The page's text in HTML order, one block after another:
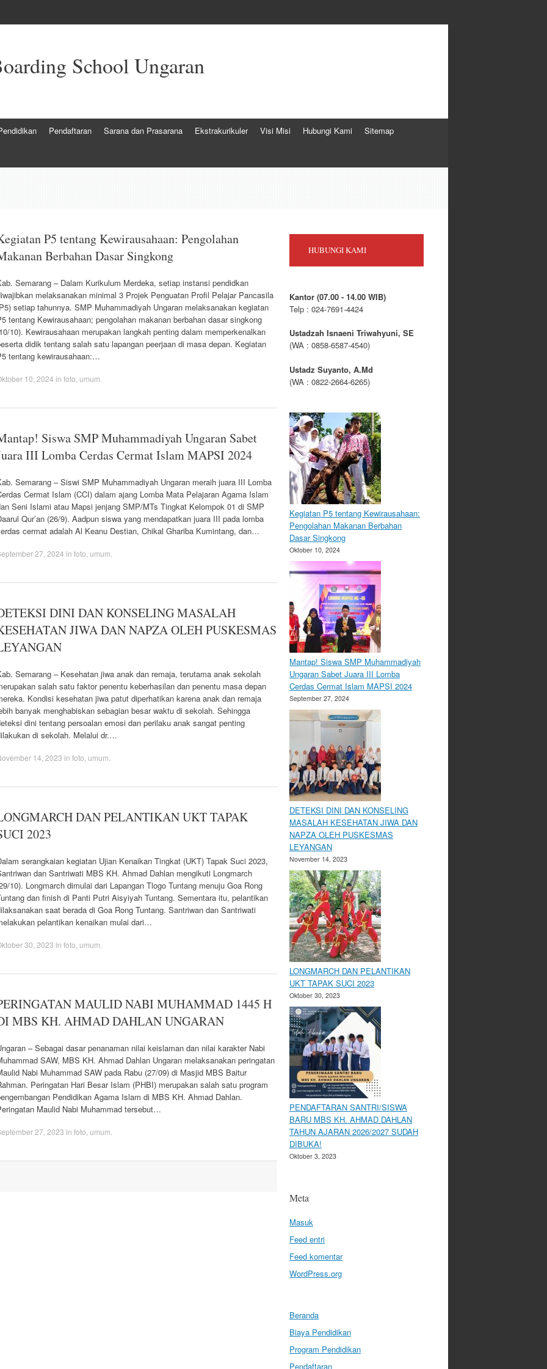
School Ungaran
Pendaftaran Sarana dan Prasarana Ekstrakurikuler Visi Misi Hubungi Kami Sitemap
P5 tentang Kewirausahaan: Pengolahan
Berbahan Dasar Singkong
Semarang – Dalam Kurikulum Merdeka, setiap instansi pendidkan
melaksanakan minimal 3 Projek Penguatan Profil Pelajar Pancasila
setiap tahunnya. SMP Muhammadiyah Ungaran melaksanakan kegiatan
tentang Kewirausahaan; pengolahan makanan berbahan dasar singkong
10). Kewirausahaan merupakan langkah penting dalam memperkenalkan
didik tentang salah satu lapangan peerjaan di masa depan. Kegiatan
tentang kewirausahaan:…
10, 2024 in foto umum
Siswa SMP Muhammadiyah Ungaran Sabet
III Lomba Cerdas Cermat Islam MAPSI 2024
Semarang – Siswi SMP Muhammadiyah Ungaran meraih juara III Lomba
Cermat Islam (CCI) dalam ajang Lomba Mata Pelajaran Agama Islam
Seni Islami atau Mapsi jenjang SMP/MTs Tingkat Kelompok 01 di SMP
Qur’an (26/9). Aadpun siswa yang mendapatkan juara III pada lomba
cermat adalah Al Keanu Destian, Chikal Ghariba Kumintang, dan…
27, 2024 in foto umum
DINI DAN KONSELING MASALAH
JIWA DAN NAPZA OLEH PUSKESMAS
Semarang – Kesehatan jiwa anak dan remaja, terutama anak sekolah
salah satu faktor penentu keberhasilan dan penentu masa depan
Kondisi kesehatan jiwa patut diperhatikan karena anak dan remaja
banyak menghabiskan sebagian besar waktu di sekolah. Sehingga
dini tentang persoalan emosi dan perilaku anak sangat penting
di sekolah. Melalui dr.…
14, 2023 in foto umum
DAN PELANTIKAN UKT TAPAK
2023
serangkaian kegiatan Ujian Kenaikan Tingkat (UKT) Tapak Suci 2023,
dan Santriwati MBS KH. Ahmad Dahlan mengikuti Longmarch
10). Longmarch dimulai dari Lapangan Tlogo Tuntang menuju Goa Rong
dan finish di Panti Putri Aisyiyah Tuntang. Sementara itu, pelantikan
saat berada di Goa Rong Tuntang. Santriwan dan Santriwati
pelantikan kenaikan mulai dari…
30, 2023 in foto umum
MAULID NABI MUHAMMAD 1445 H
MBS KH. AHMAD DAHLAN UNGARAN
– Sebagai dasar penanaman nilai keislaman dan nilai karakter Nabi
SAW, MBS KH. Ahmad Dahlan Ungaran melaksanakan peringatan
Nabi Muhammad SAW pada Rabu (27/09) di Masjid MBS Baitur
Peringatan Hari Besar Islam (PHBI) merupakan salah satu program
Pendidikan Agama Islam di MBS KH. Ahmad Dahlan.
Maulid Nabi Muhammad tersebut…
27, 2023 in foto umum
HUBUNGI KAMI
Kantor (07.00 - 14.00 WIB)
Telp : 024-7691-4424
Ustadzah Isnaeni Triwahyuni, SE
(WA : 0858-6587-4540)
Ustadz Suyanto, A.Md
(WA : 0822-2664-6265)
Kegiatan P5 tentang Kewirausahaan:
Pengolahan Makanan Berbahan
Dasar Singkong
Oktober 10, 2024
Mantap! Siswa SMP Muhammadiyah
Ungaran Sabet Juara III Lomba
Cerdas Cermat Islam MAPSI 2024
September 27, 2024
DETEKSI DINI DAN KONSELING
MASALAH KESEHATAN JIWA DAN
NAPZA OLEH PUSKESMAS
LEYANGAN
November 14, 2023
LONGMARCH DAN PELANTIKAN
UKT TAPAK SUCI 2023
Oktober 30, 2023
PENDAFTARAN SANTRI/SISWA
BARU MBS KH. AHMAD DAHLAN
TAHUN AJARAN 2026/2027 SUDAH
DIBUKA!
Oktober 3, 2023
Meta
Masuk
Feed entri
Feed komentar
WordPress.org
Beranda
Biaya Pendidikan
Program Pendidikan
Pendaftaran